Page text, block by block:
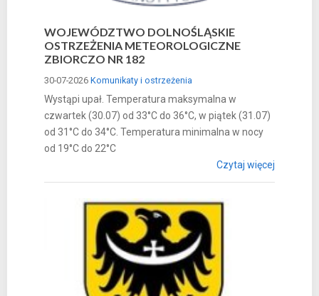
WOJEWÓDZTWO DOLNOŚLĄSKIE
OSTRZEŻENIA METEOROLOGICZNE
ZBIORCZO NR 182
30-07-2026 Komunikaty i ostrzeżenia
Wystąpi upał. Temperatura maksymalna w
czwartek (30.07) od 33°C do 36°C, w piątek (31.07)
od 31°C do 34°C. Temperatura minimalna w nocy
od 19°C do 22°C
Czytaj więcej